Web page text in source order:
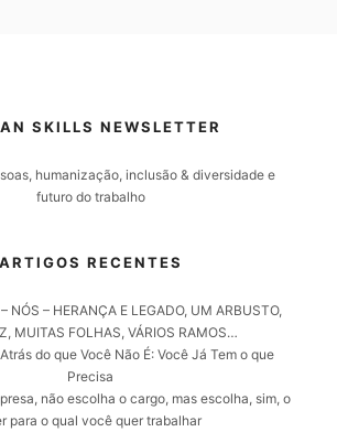
SKILLS NEWSLETTER
humanização, inclusão & diversidade e
futuro do trabalho
ARTIGOS RECENTES
NÓS – HERANÇA E LEGADO, UM ARBUSTO,
MUITAS FOLHAS, VÁRIOS RAMOS…
do que Você Não É: Você Já Tem o que
Precisa
não escolha o cargo, mas escolha, sim, o
para o qual você quer trabalhar